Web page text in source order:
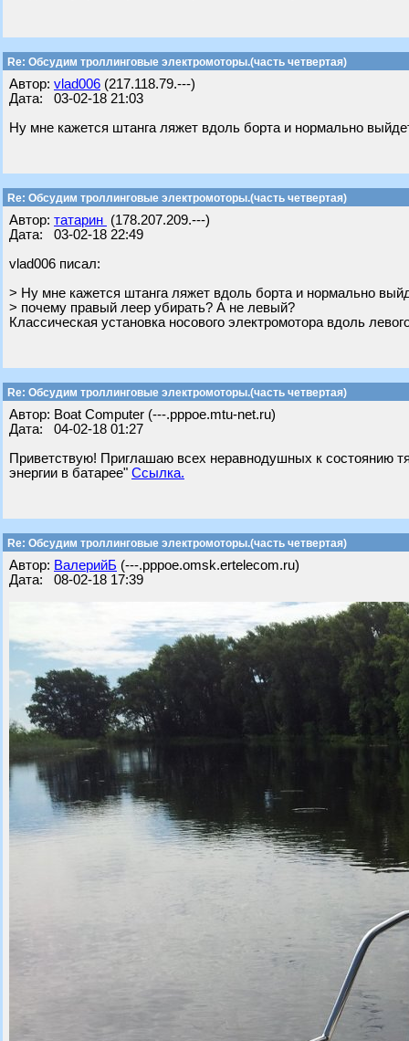
Re: Обсудим троллинговые электромоторы.(часть четвертая)
Автор: vlad006 (217.118.79.---)
Дата: 03-02-18 21:03
Ну мне кажется штанга ляжет вдоль борта и нормально
Re: Обсудим троллинговые электромоторы.(часть четвертая)
Автор: татарин (178.207.209.---)
Дата: 03-02-18 22:49
vlad006 писал:
> Ну мне кажется штанга ляжет вдоль борта и нормально
> почему правый леер убирать? А не левый?
Классическая установка носового электромотора вдоль
Re: Обсудим троллинговые электромоторы.(часть четвертая)
Автор: Boat Computer (---.pppoe.mtu-net.ru)
Дата: 04-02-18 01:27
Приветствую! Приглашаю всех неравнодушных к состоянию
энергии в батарее" Ссылка.
Re: Обсудим троллинговые электромоторы.(часть четвертая)
Автор: ВалерийБ (---.pppoe.omsk.ertelecom.ru)
Дата: 08-02-18 17:39